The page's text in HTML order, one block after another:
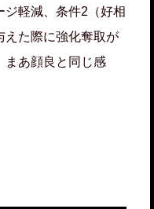
軽減、条件2（好相
えた際に強化奪取が
まあ顔良と同じ感